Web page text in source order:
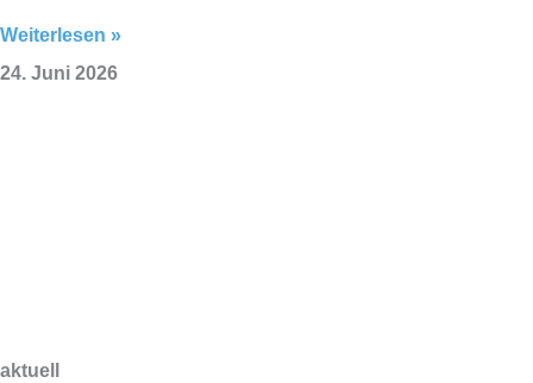
Weiterlesen »
24. Juni 2026
aktuell